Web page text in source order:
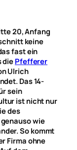
20, Anfang
keine
fast ein
die Pfefferer
Ulrich
Das 14-
sein
ist nicht nur
des
wie
So kommt
Firma ohne